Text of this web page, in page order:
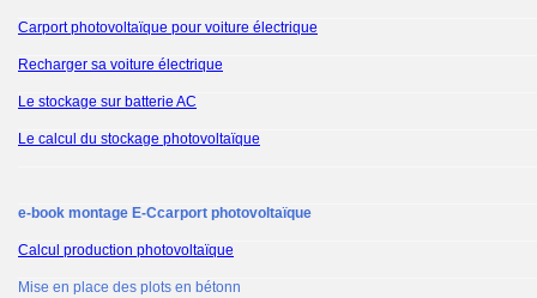
Carport photovoltaïque pour voiture électrique
Recharger sa voiture électrique
Le stockage sur batterie AC
Le calcul du stockage photovoltaïque
e-book montage E-Ccarport photovoltaïque
Calcul production photovoltaïque
Mise en place des plots en bétonn